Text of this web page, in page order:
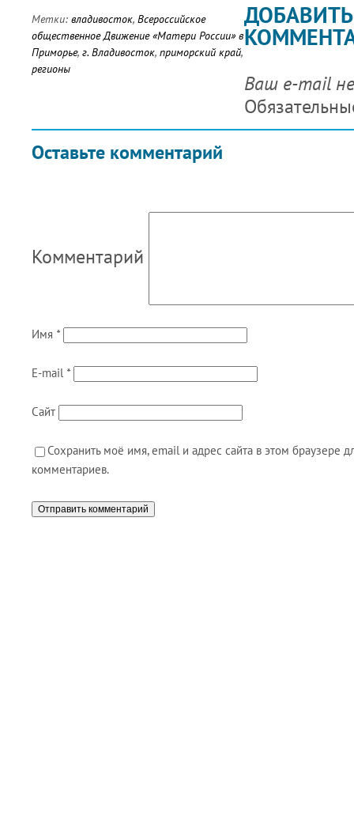
Метки: владивосток, Всероссийское
общественное Движение «Матери России» в
Приморье, г. Владивосток, приморский край,
регионы
Оставьте комментарий
ДОБАВИТЬ
Ваш e-mail
Комментарий
Имя *
E-mail *
Сайт
Сохранить моё имя, email и адрес сайта в этом браузере
комментариев.